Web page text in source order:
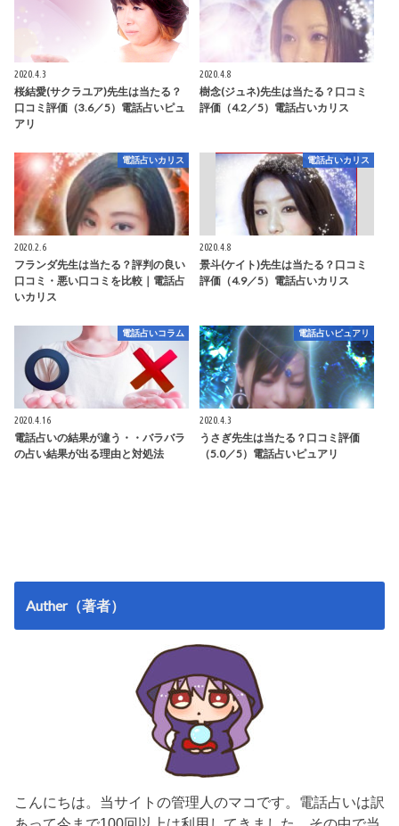
2020.4.3
桜結愛(サクラユア)先生は当たる？
口コミ評価（3.6／5）電話占いピュ
アリ
2020.4.8
樹念(ジュネ)先生は当たる？口コミ
評価（4.2／5）電話占いカリス
電話占いカリス
2020.2.6
フランダ先生は当たる？評判の良い
口コミ・悪い口コミを比較｜電話占
いカリス
電話占いカリス
2020.4.8
景斗(ケイト)先生は当たる？口コミ
評価（4.9／5）電話占いカリス
電話占いコラム
2020.4.16
電話占いの結果が違う・・バラバラ
の占い結果が出る理由と対処法
電話占いピュアリ
2020.4.3
うさぎ先生は当たる？口コミ評価
（5.0／5）電話占いピュアリ
Auther（著者）
こんにちは。当サイトの管理人のマコです。電話占いは訳